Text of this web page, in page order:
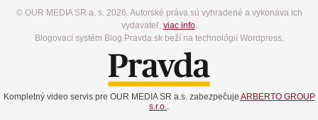
© OUR MEDIA SR a. s. 2026. Autorské práva sú vyhradené a vykonáva ich
vydavateľ, viac info.
Blogovací systém Blog.Pravda.sk beží na technológií Wordpress.
Kompletný video servis pre OUR MEDIA SR a.s. zabezpečuje ARBERTO GROUP
s.r.o..